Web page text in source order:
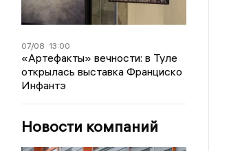
07/08 13:00
«Артефакты» вечности: в Туле
открылась выставка Франциско
Инфантэ
Новости компаний